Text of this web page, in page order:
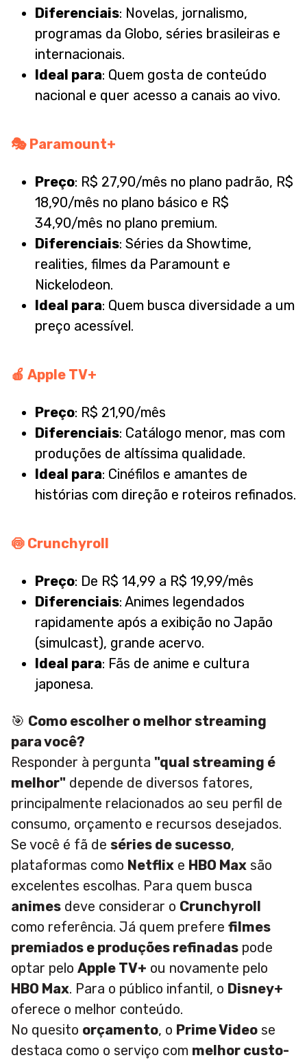
Diferenciais: Novelas, jornalismo,
programas da Globo, séries brasileiras e
internacionais.
Ideal para: Quem gosta de conteúdo
nacional e quer acesso a canais ao vivo.
🎭 Paramount+
Preço: R$ 27,90/mês no plano padrão, R$
18,90/mês no plano básico e R$
34,90/mês no plano premium.
Diferenciais: Séries da Showtime,
realities, filmes da Paramount e
Nickelodeon.
Ideal para: Quem busca diversidade a um
preço acessível.
🍎 Apple TV+
Preço: R$ 21,90/mês
Diferenciais: Catálogo menor, mas com
produções de altíssima qualidade.
Ideal para: Cinéfilos e amantes de
histórias com direção e roteiros refinados.
🍥 Crunchyroll
Preço: De R$ 14,99 a R$ 19,99/mês
Diferenciais: Animes legendados
rapidamente após a exibição no Japão
(simulcast), grande acervo.
Ideal para: Fãs de anime e cultura
japonesa.
🎯 Como escolher o melhor streaming
para você?
Responder à pergunta "qual streaming é
melhor" depende de diversos fatores,
principalmente relacionados ao seu perfil de
consumo, orçamento e recursos desejados.
Se você é fã de séries de sucesso,
plataformas como Netflix e HBO Max são
excelentes escolhas. Para quem busca
animes deve considerar o Crunchyroll
como referência. Já quem prefere filmes
premiados e produções refinadas pode
optar pelo Apple TV+ ou novamente pelo
HBO Max. Para o público infantil, o Disney+
oferece o melhor conteúdo.
No quesito orçamento, o Prime Video se
destaca como o serviço com melhor custo-